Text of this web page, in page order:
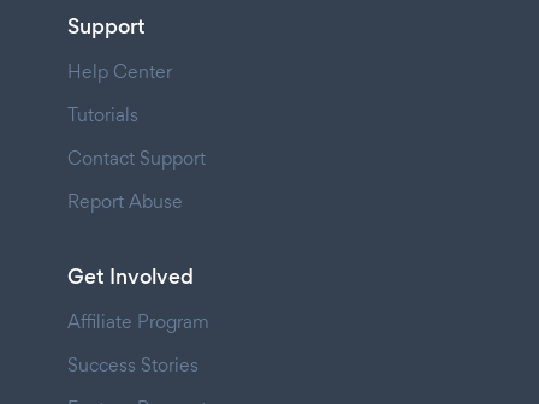
Support
Help Center
Tutorials
Contact Support
Report Abuse
Get Involved
Affiliate Program
Success Stories